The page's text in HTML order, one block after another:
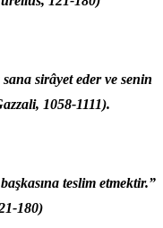
sirâyet eder ve senin
1058-1111).
teslim etmektir.”
180)